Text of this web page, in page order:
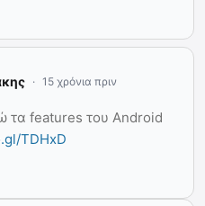
15 χρόνια πριν
τα features του Android
TDHxD